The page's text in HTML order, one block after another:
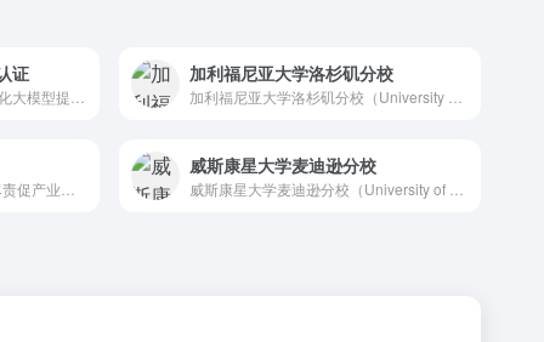
证 加利福尼亚大学洛杉矶分校
威斯康星大学麦迪逊分校